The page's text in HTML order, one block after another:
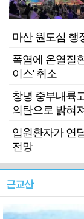
마산 원도심 행
폭염에 온열질
이스' 취소
창녕 중부내륙
의탄으로 밝혀져
입원환자가 연
전망
근교산